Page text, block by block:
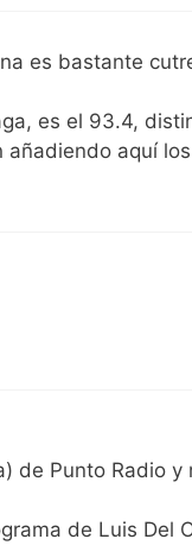
es bastante
es el 93.4,
aquí
de Punto Radio
de Luis Del